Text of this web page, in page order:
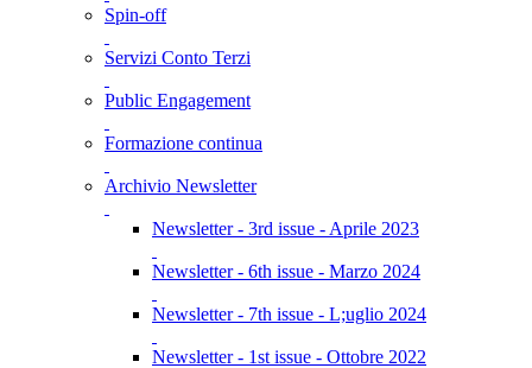
Spin-off
Servizi Conto Terzi
Public Engagement
Formazione continua
Archivio Newsletter
Newsletter - 3rd issue - Aprile 2023
Newsletter - 6th issue - Marzo 2024
Newsletter - 7th issue - L;uglio 2024
Newsletter - 1st issue - Ottobre 2022